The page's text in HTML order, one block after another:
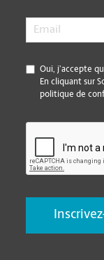
Email
*
Oui, j’accepte
En cliquant sur
politique de